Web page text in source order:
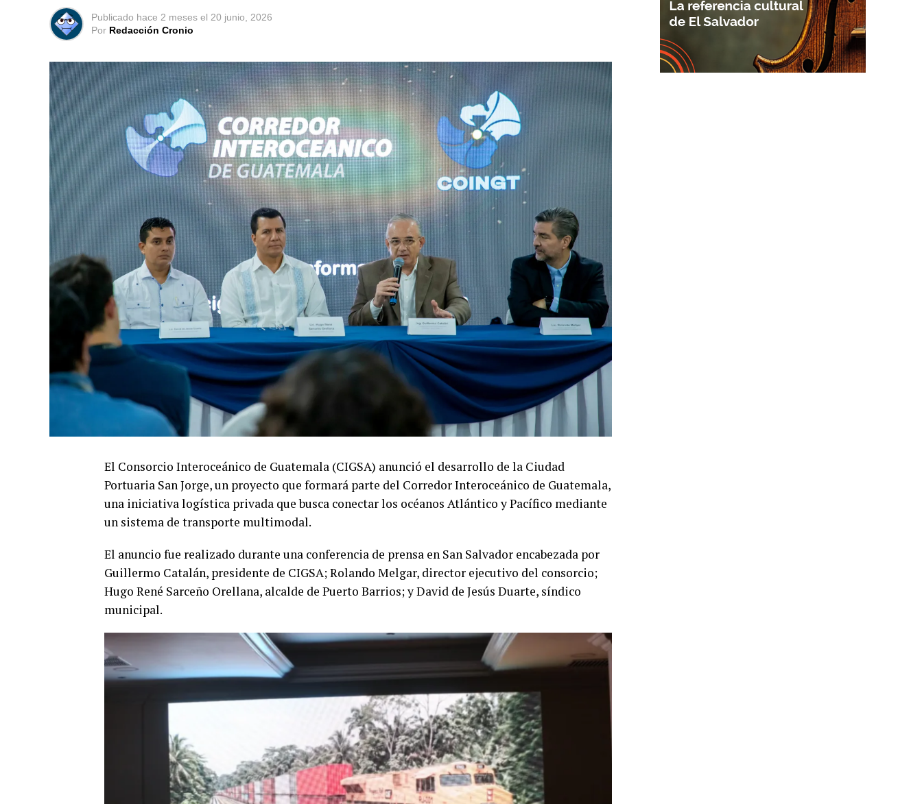
Publicado hace 2 meses el 20 junio, 2026
Por Redacción Cronio
El Consorcio Interoceánico de Guatemala (CIGSA) anunció el desarrollo de la Ciudad
Portuaria San Jorge, un proyecto que formará parte del Corredor Interoceánico de Guatemala,
una iniciativa logística privada que busca conectar los océanos Atlántico y Pacífico mediante
un sistema de transporte multimodal.
El anuncio fue realizado durante una conferencia de prensa en San Salvador encabezada por
Guillermo Catalán, presidente de CIGSA; Rolando Melgar, director ejecutivo del consorcio;
Hugo René Sarceño Orellana, alcalde de Puerto Barrios; y David de Jesús Duarte, síndico
municipal.